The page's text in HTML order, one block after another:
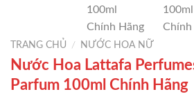
TRANG CHỦ / NƯỚC HOA NỮ
Nước Hoa Lattafa
Parfum 100ml Chính Hãng